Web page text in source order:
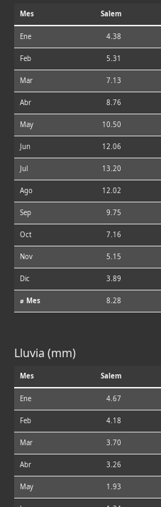
Mes Salem
Ene 4.38
Feb 5.31
Mar 7.13
Abr 8.76
May 10.50
Jun 12.06
Jul 13.20
Ago 12.02
Sep 9.75
Oct 7.16
Nov 5.15
Dic 3.89
⌀ Mes 8.28
Lluvia (mm)
Mes Salem
Ene 4.67
Feb 4.18
Mar 3.70
Abr 3.26
May 1.93